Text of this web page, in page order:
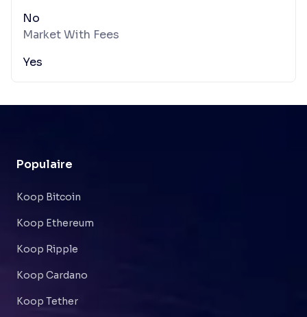
No
Market With Fees
Yes
Populaire
Koop Bitcoin
Koop Ethereum
Koop Ripple
Koop Cardano
Koop Tether